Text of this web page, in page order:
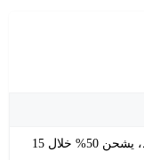
شحن سلكي بقوة 68 واط، يشحن 50% خلال 15